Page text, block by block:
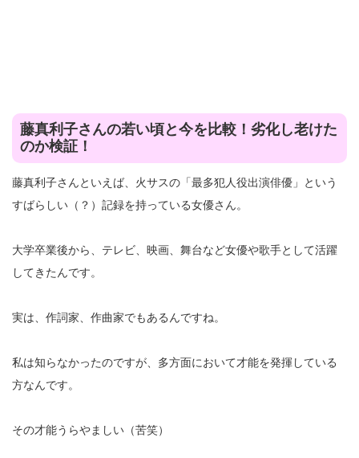
藤真利子さんの若い頃と今を比較！劣化し老けた
のか検証！
藤真利子さんといえば、火サスの「最多犯人役出演俳優」という
すばらしい（？）記録を持っている女優さん。
大学卒業後から、テレビ、映画、舞台など女優や歌手として活躍
してきたんです。
実は、作詞家、作曲家でもあるんですね。
私は知らなかったのですが、多方面において才能を発揮している
方なんです。
その才能うらやましい（苦笑）